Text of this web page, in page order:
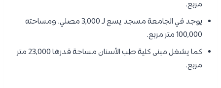
مربع.
يوجد في الجامعة مسجد يسع لـ 3,000 مصلي. ومساحته
100,000 متر مربع.
كما يشغل مبنى كلية طب الأسنان مساحة قدرها 23,000 متر
مربع.